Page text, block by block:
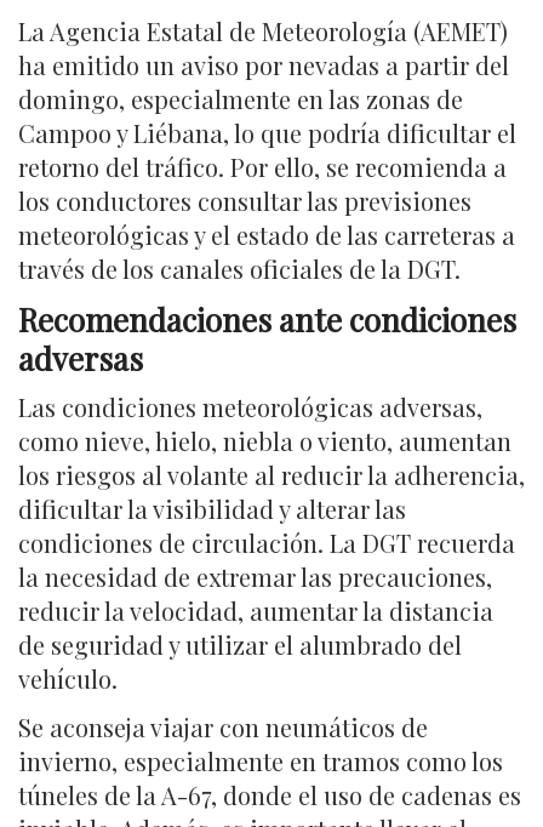
La Agencia Estatal de Meteorología (AEMET)
ha emitido un aviso por nevadas a partir del
domingo, especialmente en las zonas de
Campoo y Liébana, lo que podría dificultar el
retorno del tráfico. Por ello, se recomienda a
los conductores consultar las previsiones
meteorológicas y el estado de las carreteras a
través de los canales oficiales de la DGT.
Recomendaciones ante condiciones
adversas
Las condiciones meteorológicas adversas,
como nieve, hielo, niebla o viento, aumentan
los riesgos al volante al reducir la adherencia,
dificultar la visibilidad y alterar las
condiciones de circulación. La DGT recuerda
la necesidad de extremar las precauciones,
reducir la velocidad, aumentar la distancia
de seguridad y utilizar el alumbrado del
vehículo.
Se aconseja viajar con neumáticos de
invierno, especialmente en tramos como los
túneles de la A-67, donde el uso de cadenas es